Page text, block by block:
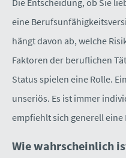
eine
hängt davon ab, welche
Faktoren der beruflichen
Status spielen eine Rolle.
unseriös. Es ist immer
empfiehlt sich generell eine
Wie wahrscheinlich